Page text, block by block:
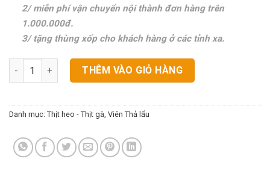
2/ miễn phí vận chuyển nội thành đơn hàng trên
1.000.000đ.
3/ tặng thùng xốp cho khách hàng ở các tỉnh xa.
Thịt Ba Chỉ Bò Mỹ số lượngTHÊM VÀO GIỎ HÀNG
Danh mục: Thịt heo - Thịt gà, Viên Thả lẩu